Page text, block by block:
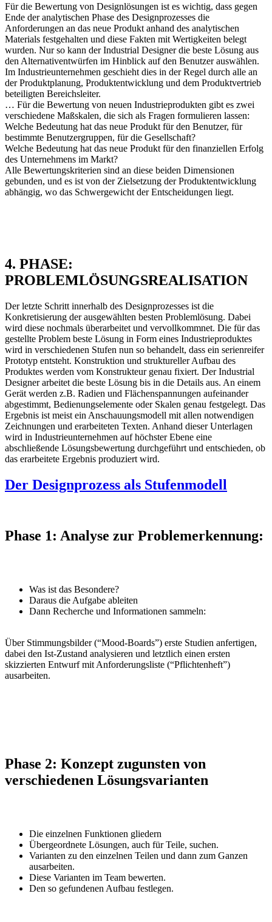
Für die Bewertung von Designlösungen ist es wichtig, dass gegen
Ende der analytischen Phase des Designprozesses die
Anforderungen an das neue Produkt anhand des analytischen
Materials festgehalten und diese Fakten mit Wertigkeiten belegt
wurden. Nur so kann der Industrial Designer die beste Lösung aus
den Alternativentwürfen im Hinblick auf den Benutzer auswählen.
Im Industrieunternehmen geschieht dies in der Regel durch alle an
der Produktplanung, Produktentwicklung und dem Produktvertrieb
beteiligten Bereichsleiter.
… Für die Bewertung von neuen Industrieprodukten gibt es zwei
verschiedene Maßskalen, die sich als Fragen formulieren lassen:
Welche Bedeutung hat das neue Produkt für den Benutzer, für
bestimmte Benutzergruppen, für die Gesellschaft?
Welche Bedeutung hat das neue Produkt für den finanziellen Erfolg
des Unternehmens im Markt?
Alle Bewertungskriterien sind an diese beiden Dimensionen
gebunden, und es ist von der Zielsetzung der Produktentwicklung
abhängig, wo das Schwergewicht der Entscheidungen liegt.
4. PHASE:
PROBLEMLÖSUNGSREALISATION
Der letzte Schritt innerhalb des Designprozesses ist die
Konkretisierung der ausgewählten besten Problemlösung. Dabei
wird diese nochmals überarbeitet und vervollkommnet. Die für das
gestellte Problem beste Lösung in Form eines Industrieproduktes
wird in verschiedenen Stufen nun so behandelt, dass ein serienreifer
Prototyp entsteht. Konstruktion und struktureller Aufbau des
Produktes werden vom Konstrukteur genau fixiert. Der Industrial
Designer arbeitet die beste Lösung bis in die Details aus. An einem
Gerät werden z.B. Radien und Flächenspannungen aufeinander
abgestimmt, Bedienungselemente oder Skalen genau festgelegt. Das
Ergebnis ist meist ein Anschauungsmodell mit allen notwendigen
Zeichnungen und erarbeiteten Texten. Anhand dieser Unterlagen
wird in Industrieunternehmen auf höchster Ebene eine
abschließende Lösungsbewertung durchgeführt und entschieden, ob
das erarbeitete Ergebnis produziert wird.
Der Designprozess als Stufenmodell
Phase 1: Analyse zur Problemerkennung:
Was ist das Besondere?
Daraus die Aufgabe ableiten
Dann Recherche und Informationen sammeln:
Über Stimmungsbilder (“Mood-Boards”) erste Studien anfertigen,
dabei den Ist-Zustand analysieren und letztlich einen ersten
skizzierten Entwurf mit Anforderungsliste (“Pflichtenheft”)
ausarbeiten.
Phase 2: Konzept zugunsten von
verschiedenen Lösungsvarianten
Die einzelnen Funktionen gliedern
Übergeordnete Lösungen, auch für Teile, suchen.
Varianten zu den einzelnen Teilen und dann zum Ganzen
ausarbeiten.
Diese Varianten im Team bewerten.
Den so gefundenen Aufbau festlegen.